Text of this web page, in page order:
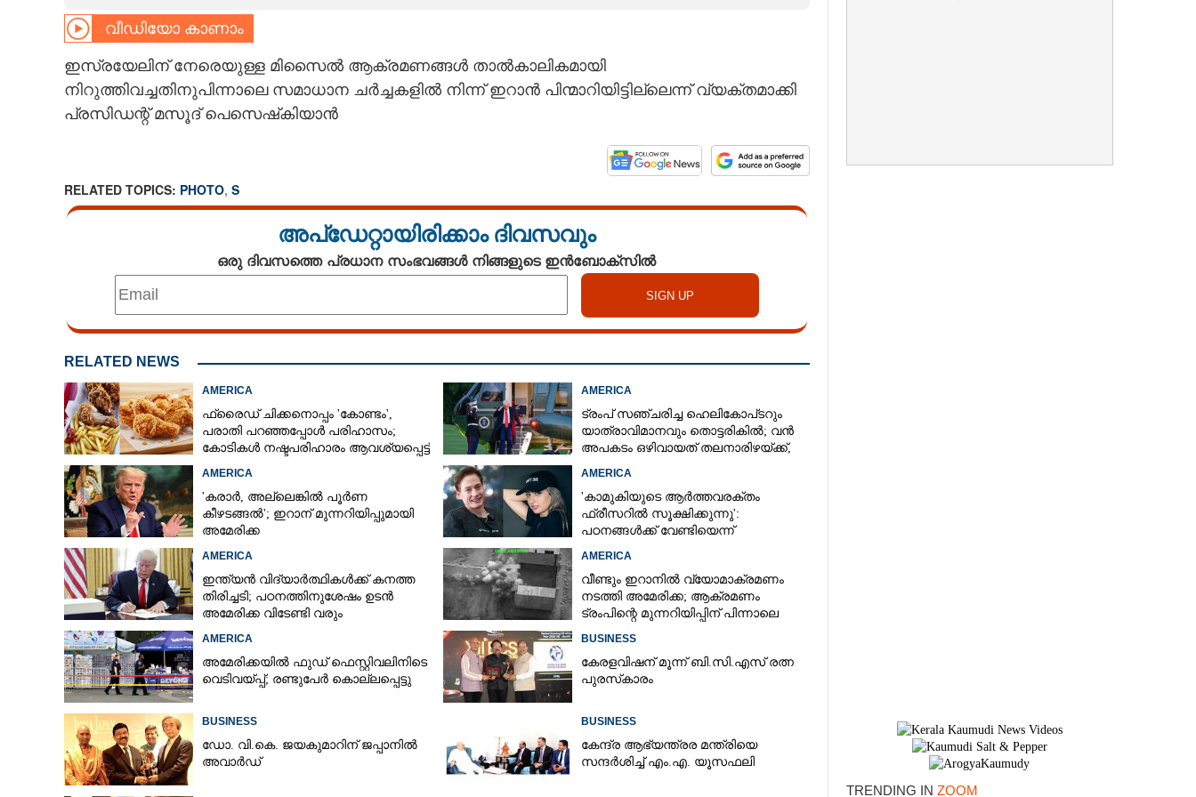
CARTOONS
LITERATURE
CONTACT US
വീഡിയോ കാണാം
ഇസ്രയേലിന് നേരെയുള്ള മിസൈൽ ആക്രമണങ്ങൾ താല്‍കാലികമായി
നിറുത്തിവച്ചതിനുപിന്നാലെ സമാധാന ചർച്ചകളിൽ നിന്ന് ഇറാൻ പിന്മാറിയിട്ടില്ലെന്ന് വ്യക്തമാക്കി
പ്രസിഡന്റ് മസൂദ് പെസെഷ്‌കിയാൻ
RELATED TOPICS: PHOTO, S
അപ്ഡേറ്റായിരിക്കാം ദിവസവും
ഒരു ദിവസത്തെ പ്രധാന സംഭവങ്ങൾ നിങ്ങളുടെ ഇൻബോക്സിൽ
RELATED NEWS
AMERICA
ഫ്രൈഡ് ചിക്കനൊപ്പം 'കോണ്ടം',​
പരാതി പറഞ്ഞപ്പോൾ പരിഹാസം;
കോടികൾ നഷ്ടപരിഹാരം ആവശ്യപ്പെട്ട്
AMERICA
ട്രംപ് സഞ്ചരിച്ച ഹെലികോപ്‌ടറും
യാത്രാവിമാനവും തൊട്ടരികിൽ; വൻ
അപകടം ഒഴിവായത് തലനാരിഴയ്‌ക്ക്,
AMERICA
'കരാർ, അല്ലെങ്കിൽ പൂർണ
കീഴടങ്ങൽ'; ഇറാന് മുന്നറിയിപ്പുമായി
അമേരിക്ക
AMERICA
'കാമുകിയുടെ ആർത്തവരക്തം
ഫ്രീസറിൽ സൂക്ഷിക്കുന്നു':
പഠനങ്ങൾക്ക് വേണ്ടിയെന്ന്
AMERICA
ഇന്ത്യൻ വിദ്യാർത്ഥികൾക്ക് കനത്ത
തിരിച്ചടി; പഠനത്തിനുശേഷം ഉടൻ
അമേരിക്ക വിടേണ്ടി വരും
AMERICA
വീണ്ടും ഇറാനിൽ വ്യോമാക്രമണം
നടത്തി അമേരിക്ക; ആക്രമണം
ട്രംപിന്റെ മുന്നറിയിപ്പിന് പിന്നാലെ
AMERICA
അമേരിക്കയിൽ ഫുഡ് ഫെസ്റ്റിവലിനിടെ
വെടിവയ്‌പ്പ്; രണ്ടുപേർ കൊല്ലപ്പെട്ടു
BUSINESS
കേരളവിഷന് മൂന്ന് ബി.സി.എസ് രത്ന
പുരസ്‌കാരം
BUSINESS
ഡോ. വി.കെ. ജയകുമാറിന് ജപ്പാനിൽ
അവാർഡ്
BUSINESS
കേന്ദ്ര ആഭ്യന്ത്രര മന്ത്രിയെ
സന്ദർശിച്ച് എം.എ. യൂസഫലി
TRENDING IN ZOOM